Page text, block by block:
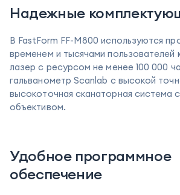
Надежные
В FastForm FF-M800 используются
временем и тысячами
лазер с ресурсом не менее 100 000
гальванометр Scanlab с высокой
высокоточная сканаторная система
объективом.
Удобное программное
обеспечение